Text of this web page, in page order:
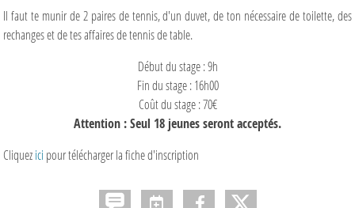
Il faut te munir de 2 paires de tennis, d'un duvet, de ton nécessaire de toilette, des
rechanges et de tes affaires de tennis de table.
Début du stage : 9h
Fin du stage : 16h00
Coût du stage : 70€
Attention : Seul 18 jeunes seront acceptés.
Cliquezici pour télécharger la fiche d'inscription